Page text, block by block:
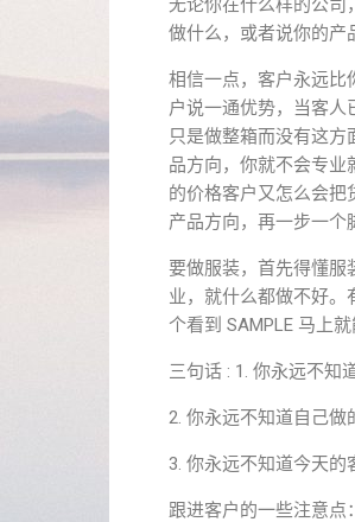
无论你在什么样的公司
做什么，或者说你的产
相信一点，客户永远比
户说一通优势，当客人
只是做整箱而没有这
品方向，你就不会专
的价格客户又怎么会把
产品方向，再一步一个
要做服装，首先得懂服
业，就什么都做不好。
个看到 SAMPLE 马上
三句话 : 1. 你永远不知
2. 你永远不知道自己做
3. 你永远不知道今天的
跟进客户的一些注意点：